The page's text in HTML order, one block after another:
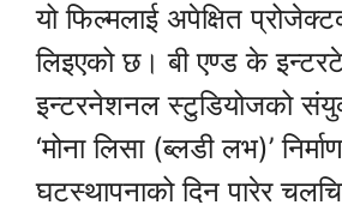
यो फिल्मलाई अपेक्षित
लिइएको छ। बी एण्ड के
इन्टरनेशनल स्टुडियोजको
‘मोना लिसा (ब्लडी लभ)’
घटस्थापनाको दिन पारेर